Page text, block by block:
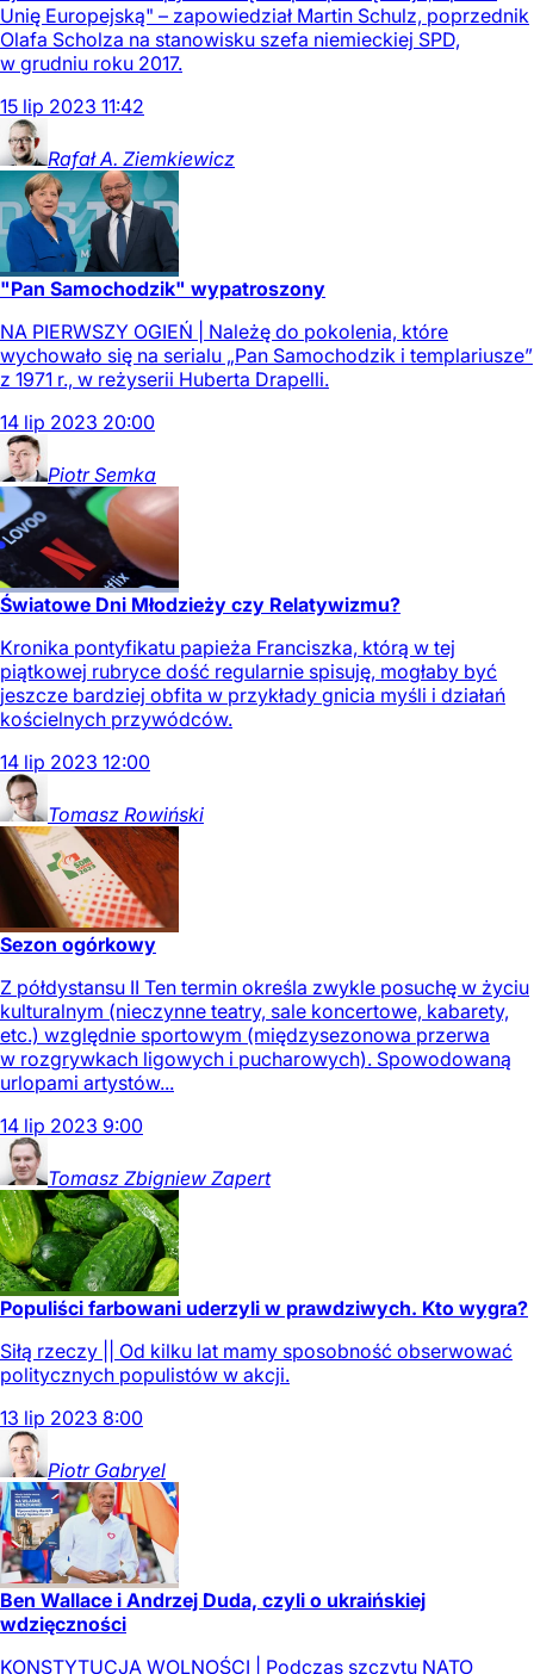
Unię Europejską" – zapowiedział Martin Schulz, poprzednik
Olafa Scholza na stanowisku szefa niemieckiej SPD,
w grudniu roku 2017.
15 lip 2023 11:42
Rafał A. Ziemkiewicz
"Pan Samochodzik" wypatroszony
NA PIERWSZY OGIEŃ | Należę do pokolenia, które
wychowało się na serialu „Pan Samochodzik i templariusze”
z 1971 r., w reżyserii Huberta Drapelli.
14 lip 2023 20:00
Piotr Semka
Światowe Dni Młodzieży czy Relatywizmu?
Kronika pontyfikatu papieża Franciszka, którą w tej
piątkowej rubryce dość regularnie spisuję, mogłaby być
jeszcze bardziej obfita w przykłady gnicia myśli i działań
kościelnych przywódców.
14 lip 2023 12:00
Tomasz Rowiński
Sezon ogórkowy
Z półdystansu II Ten termin określa zwykle posuchę w życiu
kulturalnym (nieczynne teatry, sale koncertowe, kabarety,
etc.) względnie sportowym (międzysezonowa przerwa
w rozgrywkach ligowych i pucharowych). Spowodowaną
urlopami artystów...
14 lip 2023 9:00
Tomasz Zbigniew Zapert
Populiści farbowani uderzyli w prawdziwych. Kto wygra?
Siłą rzeczy || Od kilku lat mamy sposobność obserwować
politycznych populistów w akcji.
13 lip 2023 8:00
Piotr Gabryel
Ben Wallace i Andrzej Duda, czyli o ukraińskiej
wdzięczności
KONSTYTUCJA WOLNOŚCI | Podczas szczytu NATO